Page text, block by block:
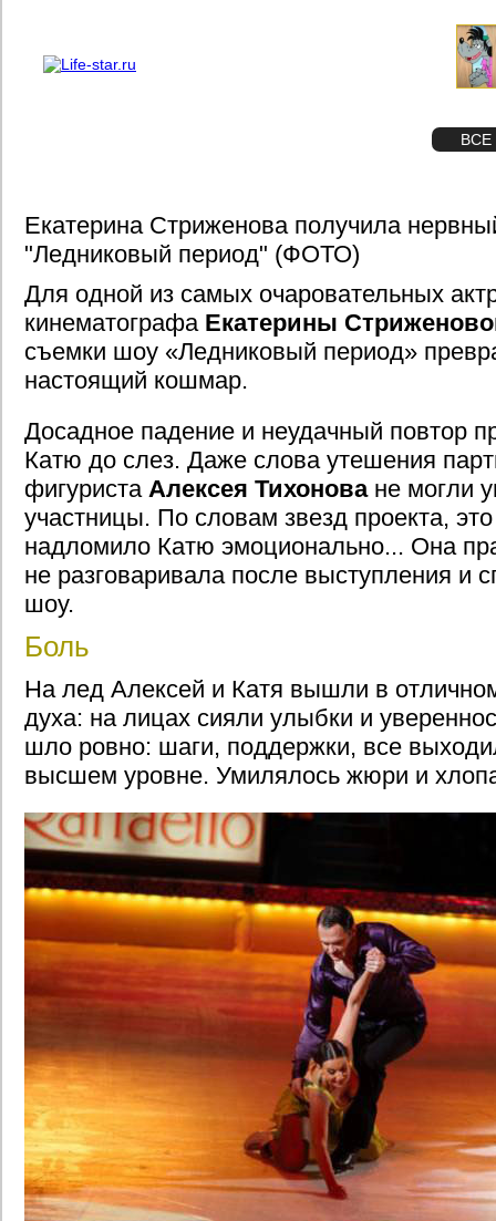
ВСЕ
Екатерина Стриженова получила
"Ледниковый период" (ФОТО)
Для одной из самых очаровательных
кинематографа Екатерины
съемки шоу «Ледниковый период»
настоящий кошмар.
Досадное падение и неудачный повтор
Катю до слез. Даже слова утешения
фигуриста Алексея Тихоноване могли
участницы. По словам звезд проекта,
надломило Катю эмоционально... Она
не разговаривала после выступления и
шоу.
Боль
На лед Алексей и Катя вышли в
духа: на лицах сияли улыбки и
шло ровно: шаги, поддержки, все
высшем уровне. Умилялось жюри и